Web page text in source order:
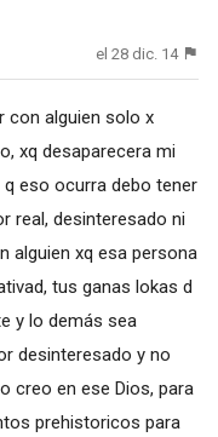
el 28 dic. 14
con alguien solo x
xq desaparecera mi
eso ocurra debo tener
real, desinteresado ni
alguien xq esa persona
tus ganas lokas d
y lo demás sea
desinteresado y no
creo en ese Dios, para
prehistoricos para